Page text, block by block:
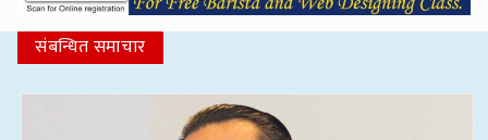
संबन्धित समाचार